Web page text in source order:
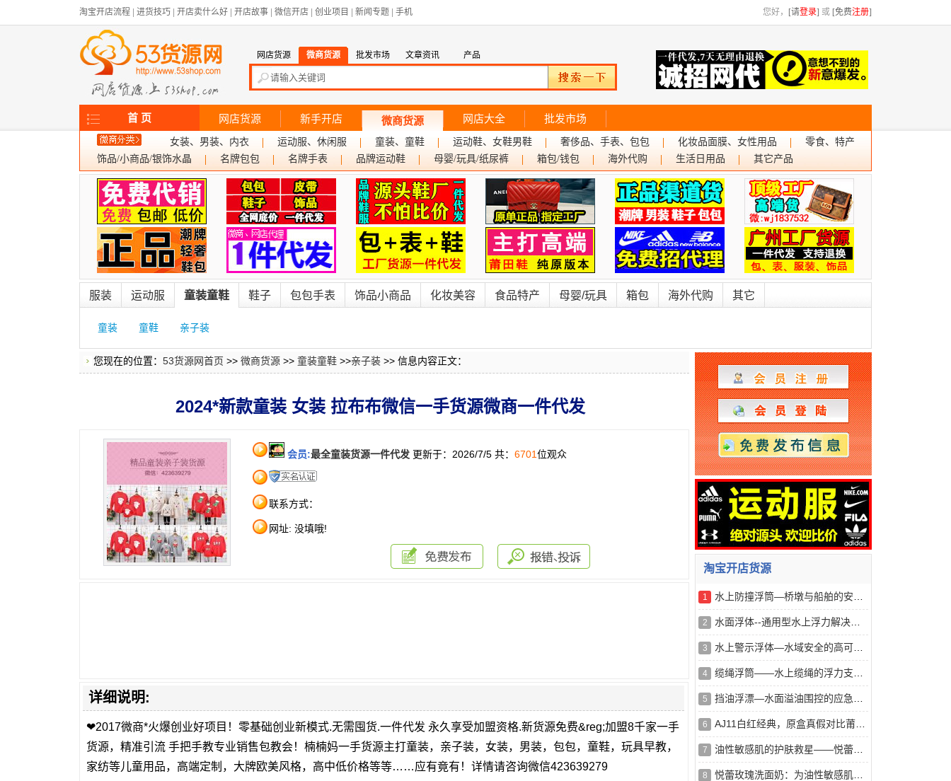
淘宝开店流程 进货技巧 开店卖什么好 开店故事 微信开店 创业项目 新闻专题 手机 您好， [请登录] 或 [免费注册]
网店货源 微商货源 批发市场 文章资讯 产品
首 页 网店货源 新手开店 微商货源 网店大全 批发市场
女装、男装、内衣 运动服、休闲服 童装、童鞋 运动鞋、女鞋男鞋 奢侈品、手表、包包 化妆品面膜、女性用品
零食、特产
饰品/小商品/银饰水晶
名牌包包 名牌手表 品牌运动鞋 母婴/玩具/纸尿裤 箱包/钱包 海外代购 生活日用品 其它产品
服装 运动服 童装童鞋 鞋子 包包手表 饰品小商品 化妆美容 食品特产 母婴/玩具 箱包 海外代购 其它
童装 童鞋 亲子装
您现在的位置： 53货源网首页 >> 微商货源 >> 童装童鞋 >>亲子装 >> 信息内容正文：
2024*新款童装 女装 拉布布微信一手货源微商一件代发
会员:最全童装货源一件代发 更新于：2026/7/5 共： 6701位观众
联系方式：
网址: 没填哦!
详细说明:
❤2017微商*火爆创业好项目！零基础创业新模式.无需囤货.一件代发 永久享受加盟资格.新货源免费&reg;加盟8千家一手
货源，精准引流 手把手教专业销售包教会！楠楠妈一手货源主打童装，亲子装，女装，男装，包包，童鞋，玩具早教，
家纺等儿童用品，高端定制，大牌欧美风格，高中低价格等等……应有竟有！详情请咨询微信423639279
淘宝开店货源
1 水上防撞浮筒—桥墩与船舶的安全缓冲器
2 水面浮体--通用型水上浮力解决方案
3 水上警示浮体—水域安全的高可见度标识
4 缆绳浮筒——水上缆绳的浮力支撑与保护
5 挡油浮漂—水面溢油围控的应急屏障
6 AJ11白红经典，原盒真假对比莆田鞋对比*莆田鞋。区别在哪？
7 油性敏感肌的护肤救星——悦蕾洗面奶
8 悦蕾玫瑰洗面奶：为油性敏感肌开启护肤新篇